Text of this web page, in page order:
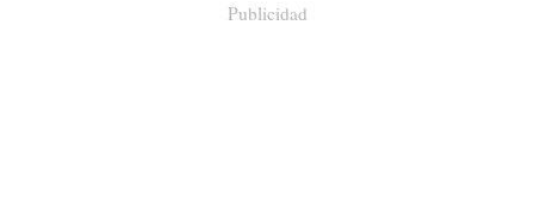
Publicidad